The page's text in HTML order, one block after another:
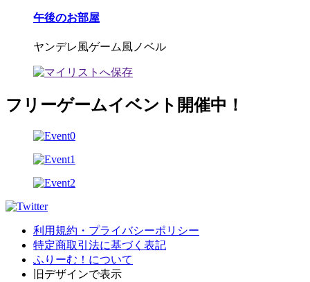
午後のお部屋
ヤンデレ風ゲーム風ノベル
フリーゲームイベント開催中！
利用規約・プライバシーポリシー
特定商取引法に基づく表記
ふりーむ！について
旧デザインで表示